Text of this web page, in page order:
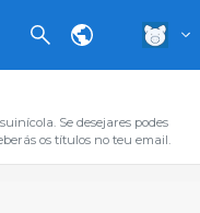
Se desejares podes
os títulos no teu email.